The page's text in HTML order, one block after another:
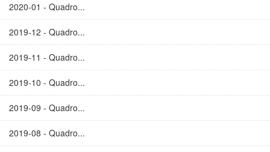
2020-01 - Quadro...
2019-12 - Quadro...
2019-11 - Quadro...
2019-10 - Quadro...
2019-09 - Quadro...
2019-08 - Quadro...